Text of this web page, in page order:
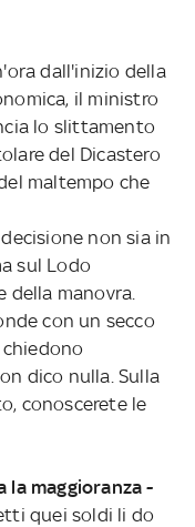
dall'inizio della
il ministro
lo slittamento
del Dicastero
maltempo che
non sia in
sul Lodo
della manovra.
con un secco
dico nulla. Sulla
conoscerete le
la maggioranza -
quei soldi li do